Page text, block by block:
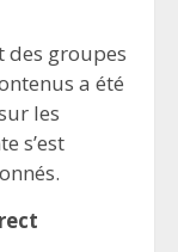
des groupes
a été
les
s’est